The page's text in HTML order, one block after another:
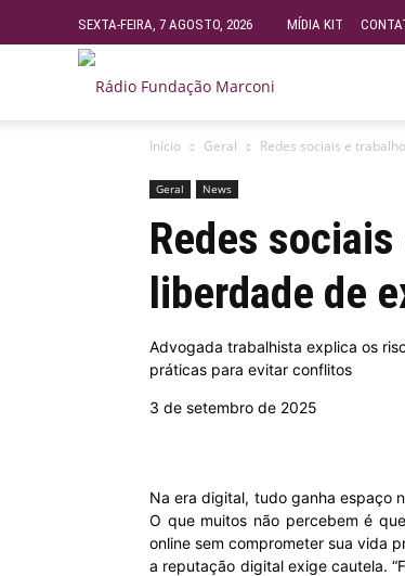
SEXTA-FEIRA, 7 AGOSTO, 2026 MÍDIA KIT
Fundação
Marconi
–
MHZ
Início Geral Redes sociais e
Geral News
Redes
liberdade de
Advogada trabalhista explica os
práticas para evitar conflitos
3 de setembro de 2025
Na era digital, tudo ganha espaço
O que muitos não percebem é
online sem comprometer sua vida
a reputação digital exige cautela.